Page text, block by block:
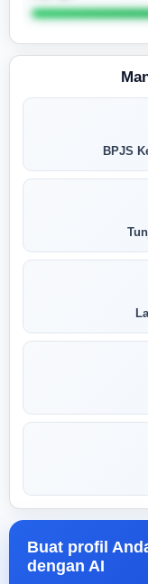
Masuk
menunjukkan
Anda
BPJS
Buat profil
dengan AI